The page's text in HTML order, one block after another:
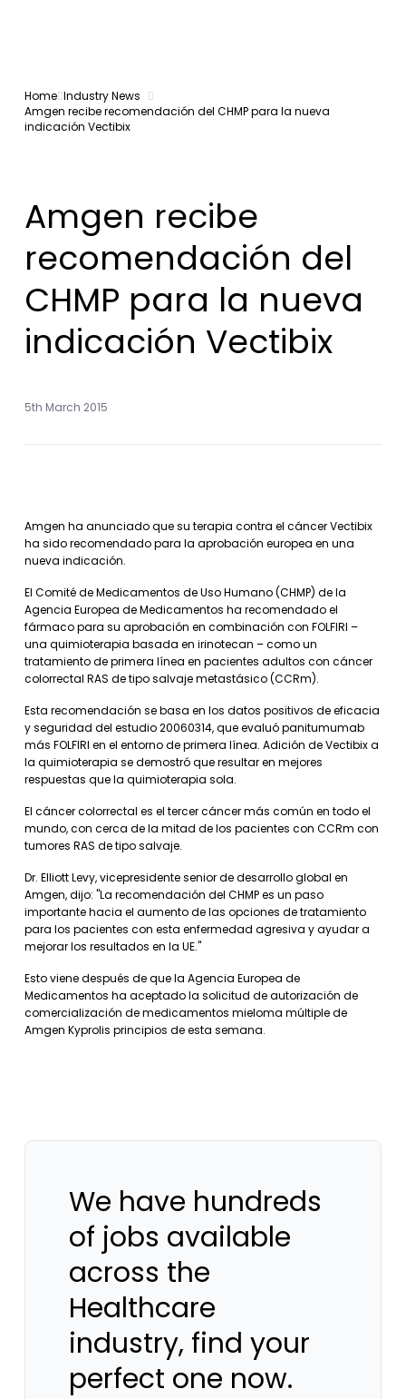
Home Industry News
Amgen recibe recomendación del CHMP para la nueva
indicación Vectibix
Amgen recibe
recomendación del
CHMP para la nueva
indicación Vectibix
5th March 2015
Amgen ha anunciado que su terapia contra el cáncer Vectibix
ha sido recomendado para la aprobación europea en una
nueva indicación.
El Comité de Medicamentos de Uso Humano (CHMP) de la
Agencia Europea de Medicamentos ha recomendado el
fármaco para su aprobación en combinación con FOLFIRI –
una quimioterapia basada en irinotecan – como un
tratamiento de primera línea en pacientes adultos con cáncer
colorrectal RAS de tipo salvaje metastásico (CCRm).
Esta recomendación se basa en los datos positivos de eficacia
y seguridad del estudio 20060314, que evaluó panitumumab
más FOLFIRI en el entorno de primera línea. Adición de Vectibix a
la quimioterapia se demostró que resultar en mejores
respuestas que la quimioterapia sola.
El cáncer colorrectal es el tercer cáncer más común en todo el
mundo, con cerca de la mitad de los pacientes con CCRm con
tumores RAS de tipo salvaje.
Dr. Elliott Levy, vicepresidente senior de desarrollo global en
Amgen, dijo: "La recomendación del CHMP es un paso
importante hacia el aumento de las opciones de tratamiento
para los pacientes con esta enfermedad agresiva y ayudar a
mejorar los resultados en la UE."
Esto viene después de que la Agencia Europea de
Medicamentos ha aceptado la solicitud de autorización de
comercialización de medicamentos mieloma múltiple de
Amgen Kyprolis principios de esta semana.
We have hundreds
of jobs available
across the
Healthcare
industry, find your
perfect one now.